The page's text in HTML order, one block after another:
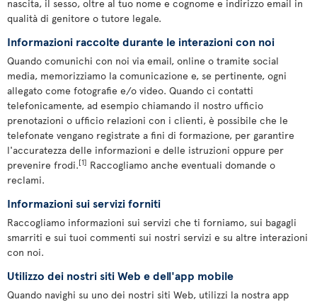
nascita, il sesso, oltre al tuo nome e cognome e indirizzo email in
qualità di genitore o tutore legale.
Informazioni raccolte durante le interazioni con noi
Quando comunichi con noi via email, online o tramite social
media, memorizziamo la comunicazione e, se pertinente, ogni
allegato come fotografie e/o video. Quando ci contatti
telefonicamente, ad esempio chiamando il nostro ufficio
prenotazioni o ufficio relazioni con i clienti, è possibile che le
telefonate vengano registrate a fini di formazione, per garantire
l'accuratezza delle informazioni e delle istruzioni oppure per
prevenire frodi.[1] Raccogliamo anche eventuali domande o
reclami.
Informazioni sui servizi forniti
Raccogliamo informazioni sui servizi che ti forniamo, sui bagagli
smarriti e sui tuoi commenti sui nostri servizi e su altre interazioni
con noi.
Utilizzo dei nostri siti Web e dell'app mobile
Quando navighi su uno dei nostri siti Web, utilizzi la nostra app